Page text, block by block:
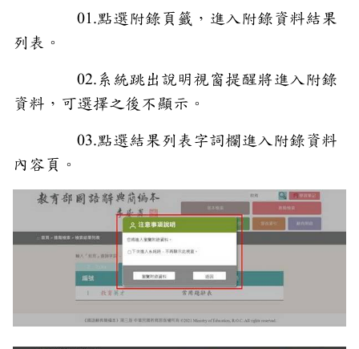
01.點選附錄頁籤，進入附錄資料結果
列表。
02.系統跳出說明視窗提醒將進入附錄
資料，可選擇之後不顯示。
03.點選結果列表字詞欄進入附錄資料
內容頁。